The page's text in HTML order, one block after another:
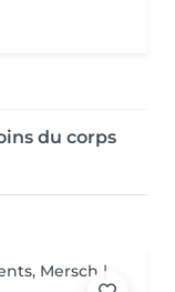
du corps